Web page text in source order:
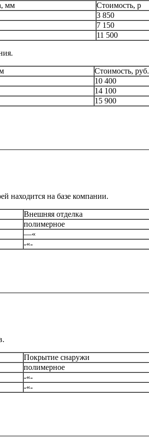
мм
Стоимость, р
3 850
7 150
11 500
Стоимость, руб.
10 400
14 100
15 900
находится на базе компании.
Внешняя отделка
полимерное
—«
-«-
Покрытие снаружи
полимерное
-«-
-«-